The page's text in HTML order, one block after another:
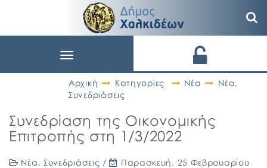
Toggle
Αρχική
Κατηγορίες Νέα Νέα,
Συνεδριάσεις
Συνεδρίαση της Οικονομικής
Επιτροπής στη 1/3/2022
Νέα , Συνεδριάσεις /
Παρασκευή, 25 Φεβρουαρίου